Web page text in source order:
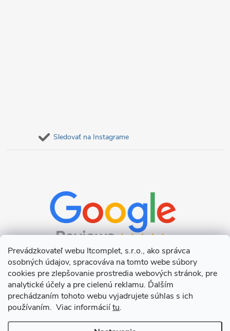
Prevádzkovateľ webu Itcomplet, s.r.o., ako správca
osobných údajov, spracováva na tomto webe súbory
cookies pre zlepšovanie prostredia webových stránok, pre
analytické účely a pre cielenú reklamu. Ďalším
prechádzaním tohoto webu vyjadrujete súhlas s ich
používaním. Viac informáciítu.
Sledovať na Instagrame